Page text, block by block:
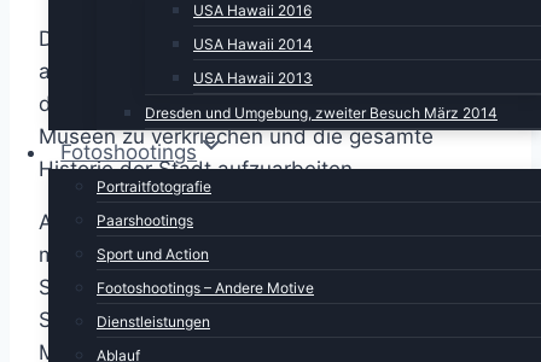
USA Hawaii 2016
USA Hawaii 2014
USA Hawaii 2013
Dresden und Umgebung, zweiter Besuch März 2014
Fotoshootings
Portraitfotografie
Paarshootings
Sport und Action
Footoshootings – Andere Motive
Dienstleistungen
Ablauf
Der letzte ganze Tag unserer Reise ist
angebrochen. Laut Wetterbericht ist viel Regen
dabei. Eigentlich eine gute Gelegenheit, sich in
Museen zu verkriechen und die gesamte
Historie der Stadt aufzuarbeiten.
Aber da wir dem Wetterbericht prinzipiell
misstrauen, beschließen wir, uns ein wenig
Stadt anzutun und fahren nach Downtown
Seattle. Ein Spaziergang über den Pike Place
Market wird uns bestimmt kulinarisch und